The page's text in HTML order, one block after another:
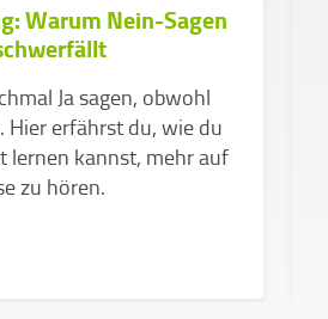
Warum Nein-Sagen
Ja sagen, obwohl
Hier erfährst du, wie du
lernen kannst, mehr auf
zu hören.